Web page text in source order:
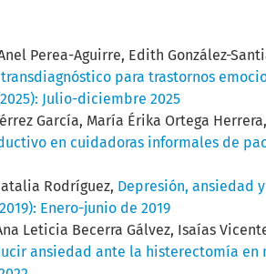
Perea-Aguirre, Edith González-
para trastornos
Julio-diciembre 2025
García, María Érika Ortega
en cuidadoras informales de
Rodríguez, Depresión, ansiedad
Enero-junio de 2019
Leticia Becerra Gálvez, Isaías
ansiedad ante la histerectomía en